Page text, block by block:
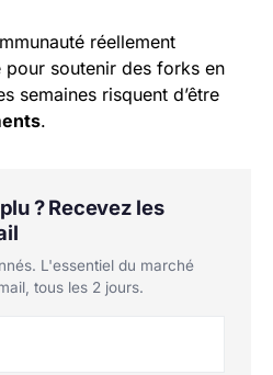
réellement
pour soutenir des forks en
semaines risquent d’être
.
? Recevez les
L'essentiel du marché
tous les 2 jours.